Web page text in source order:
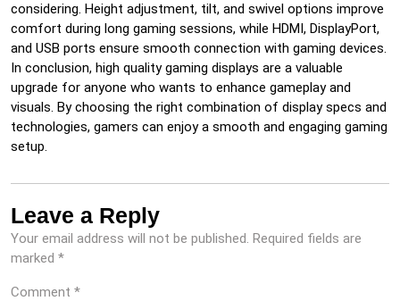
considering. Height adjustment, tilt, and swivel options improve
comfort during long gaming sessions, while HDMI, DisplayPort,
and USB ports ensure smooth connection with gaming devices.
In conclusion, high quality gaming displays are a valuable
upgrade for anyone who wants to enhance gameplay and
visuals. By choosing the right combination of display specs and
technologies, gamers can enjoy a smooth and engaging gaming
setup.
Leave a Reply
Your email address will not be published. Required fields are
marked *
Comment *